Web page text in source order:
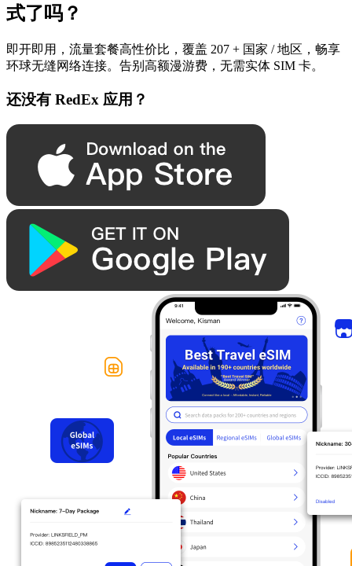
式了吗？
即开即用，流量套餐高性价比，覆盖 207 + 国家 / 地区，畅享
环球无缝网络连接。告别高额漫游费，无需实体 SIM 卡。
还没有 RedEx 应用？